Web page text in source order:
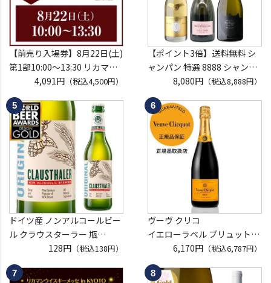
【前売り入場券】8月22日(土)
第1部10:00～13:30 リカマン
ウイスキーメッセ in京都
2026 1枚
入場券となるeチケットは【8
月中旬】にメールにて配信予
定
※代引き決済不可
4,091円（税込4,500円）
【ポイント3倍】送料無料 シ
ャンパン 特選 8888 シャンパ
ン福袋 第29弾 高級シャンパ
ン を探せ！ 超レアシャンパン
が入ってるかも!?【限定300セ
ット】 シャンパーニュ クリス
タル ドンペリP2 NPU 2008
VT リカーマウ
8,080円 （税込8,888円）
ドイツ産 ノンアルコールビー
ル クラウスターラー 瓶
330ml ノンアル ビールテイス
ト ビアテイスト 長S
128円（税込138円）
ヴーヴ クリコ
イエローラベル ブリュット
750ml 正規品
ヴーヴクリコ ヴーヴ・クリコ
ブーブクリコ
6,170円 （税込6,787円）